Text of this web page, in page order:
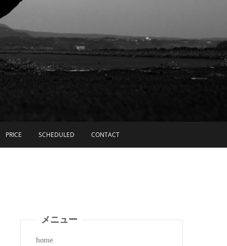
PRICE SCHEDULED CONTACT
メニュー
home